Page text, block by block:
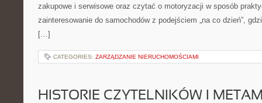
zakupowe i serwisowe oraz czytać o motoryzacji w sposób
zainteresowanie do samochodów z podejściem „na co dzień”,
[…]
CATEGORIES: ZARZĄDZANIE NIERUCHOMOŚCIAMI
HISTORIE CZYTELNIKÓW I